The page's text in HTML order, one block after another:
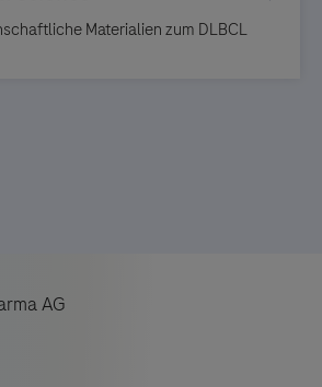
Materialien zum DLBCL
AG